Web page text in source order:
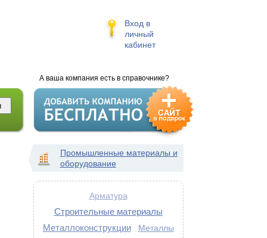
Вход в
личный
кабинет
А ваша компания есть в справочнике?
Промышленные материалы и
оборудование
Арматура
Строительные материалы
Металлоконструкции
Металлы